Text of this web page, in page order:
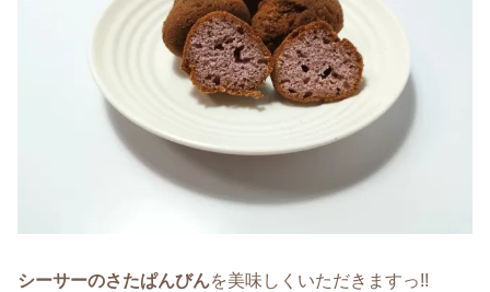
シーサーのさたぱんびんを美味しくいただきますっ!!